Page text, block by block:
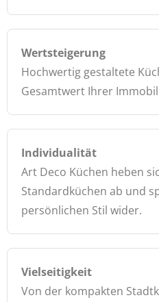
Wertsteigerung
Hochwertig gestaltete
Gesamtwert Ihrer
Individualität
Art Deco Küchen heben
Standardküchen ab und
persönlichen Stil wider.
Vielseitigkeit
Von der kompakten